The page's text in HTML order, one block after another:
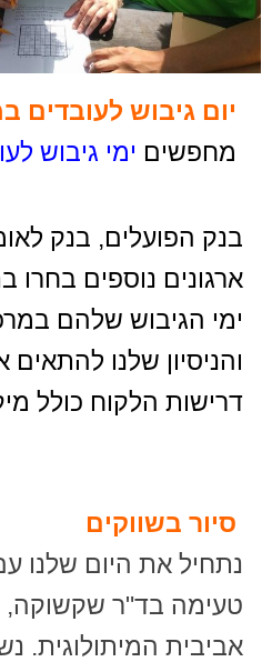
יום גיבוש לעובדים
מחפשים ימי גיבוש
בנק הפועלים, בנק
ארגונים נוספים בחרו
ימי הגיבוש שלהם
והניסיון שלנו להתאים
דרישות הלקוח כולל
סיור בשווקים
נתחיל את היום שלנו
טעימה בד"ר
אביבית המיתולוגית.